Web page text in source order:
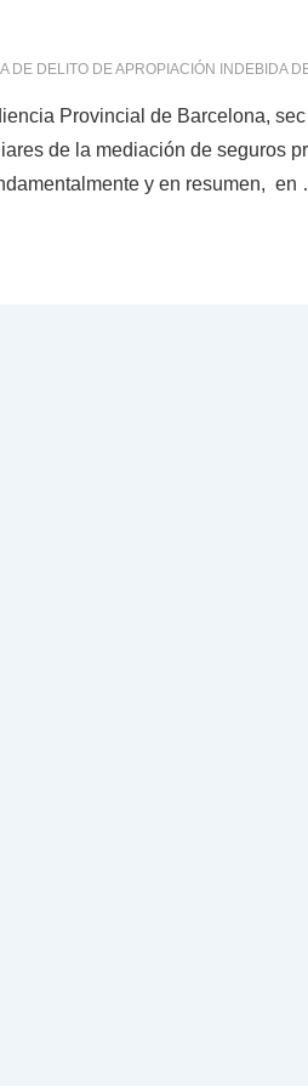
DE DELITO DE APROPIACIÓN INDEBIDA
Provincial de Barcelona,
de la mediación de seguros
y en resumen, en